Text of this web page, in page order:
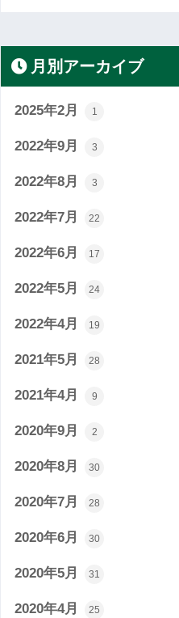
月別アーカイブ
2025年2月 1
2022年9月 3
2022年8月 3
2022年7月 22
2022年6月 17
2022年5月 24
2022年4月 19
2021年5月 28
2021年4月 9
2020年9月 2
2020年8月 30
2020年7月 28
2020年6月 30
2020年5月 31
2020年4月 25